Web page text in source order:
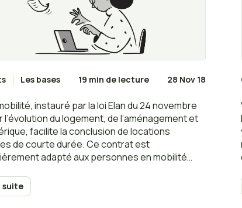
Les bases 19 min de lecture 28 Nov 18
instauré par la loi Elan du 24 novembre
l’évolution du logement, de l’aménagement et
facilite la conclusion de locations
de courte durée. Ce contrat est
adapté aux personnes en mobilité
ou en stage. Le bail mobilité offre
plus aisé au logement pour ces publics
suite